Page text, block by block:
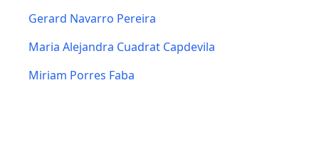
Gerard Navarro Pereira
Maria Alejandra Cuadrat Capdevila
Miriam Porres Faba